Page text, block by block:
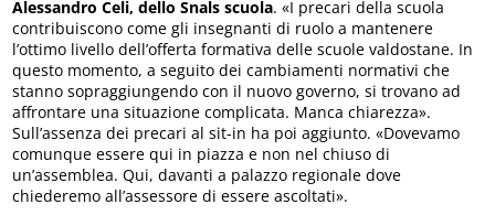
Alessandro Celi, dello Snals scuola. «I precari della scuola
contribuiscono come gli insegnanti di ruolo a mantenere
l’ottimo livello dell’offerta formativa delle scuole valdostane. In
questo momento, a seguito dei cambiamenti normativi che
stanno sopraggiungendo con il nuovo governo, si trovano ad
affrontare una situazione complicata. Manca chiarezza».
Sull’assenza dei precari al sit-in ha poi aggiunto. «Dovevamo
comunque essere qui in piazza e non nel chiuso di
un’assemblea. Qui, davanti a palazzo regionale dove
chiederemo all’assessore di essere ascoltati».